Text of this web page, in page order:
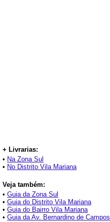
+ Livrarias:
• Na Zona Sul
• No Distrito Vila Mariana
Veja também:
• Guia da Zona Sul
• Guia do Distrito Vila Mariana
• Guia do Bairro Vila Mariana
• Guia da Av. Bernardino de Campos